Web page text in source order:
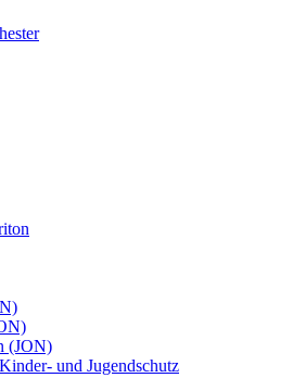
(JON)
und Jugendschutz